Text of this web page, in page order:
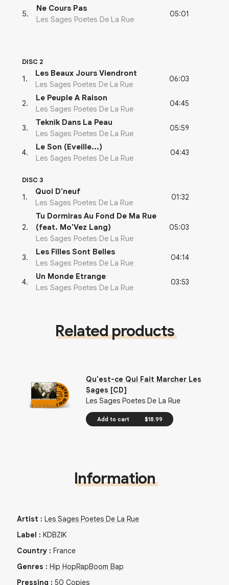
5.
Ne Cours Pas
Les Sages Poetes De La Rue
05:01
DISC 2
1.
Les Beaux Jours Viendront
Les Sages Poetes De La Rue
06:03
2.
Le Peuple A Raison
Les Sages Poetes De La Rue
04:45
3.
Teknik Dans La Peau
Les Sages Poetes De La Rue
05:59
4.
Le Son (Eveille...)
Les Sages Poetes De La Rue
04:43
DISC 3
1.
Quoi D'neuf
Les Sages Poetes De La Rue
01:32
2.
Tu Dormiras Au Fond De Ma Rue
(feat. Mo'Vez Lang)
Les Sages Poetes De La Rue
05:03
3.
Les Filles Sont Belles
Les Sages Poetes De La Rue
04:14
4.
Un Monde Etrange
Les Sages Poetes De La Rue
03:53
Related products
Qu'est-ce Qui Fait Marcher Les
Sages [CD]
Les Sages Poetes De La Rue
Add to cart $18.99
Information
Artist : Les Sages Poetes De La Rue
Label : KDBZIK
Country : France
Genres : Hip HopRapBoom Bap
Pressing : 50 Copies